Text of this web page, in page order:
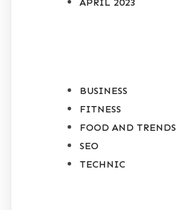
APRIL 2023
BUSINESS
FITNESS
FOOD AND TRENDS
SEO
TECHNIC